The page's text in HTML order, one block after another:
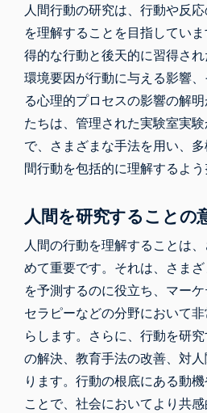
人間行動の研究は 、行動や反
を理解することを目指してい
得的な行動と後天的に習得され
環境要因が行動に与える影響
る心理的プロセスの影響の解
たちは、管理された実験室実
で、さまざまな手法を用い、
間行動を包括的に理解するよう
人間を研究することの
人間の行動を理解することは
めて重要です。それは、さま
を予測するのに役立ち、マーケ
セラピーなどの分野において
らします。さらに、行動を研
の解決、教育手法の改善、対
ります。行動の根底にある動
ことで、社会においてより共